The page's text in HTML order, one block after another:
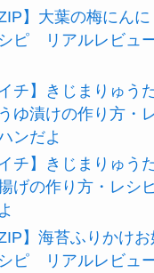
ZIP】大葉の梅にん
ピ リアルレビュ
イチ】きじまりゅ
ゆ漬けの作り方・
ンだよ
イチ】きじまりゅ
げの作り方・レ
ZIP】海苔ふりかけ
ピ リアルレビュ